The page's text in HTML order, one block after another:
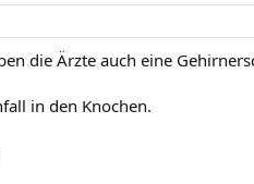
die Ärzte auch eine
in den Knochen.